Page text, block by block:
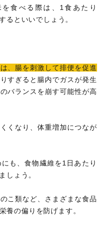
食べる際は、1食あたり
るといいでしょう。
、腸を刺激して排便を促進
すぎると腸内でガスが発生
バランスを崩す可能性が高
くなり、体重増加につなが
も、食物繊維を1日あたり
しょう。
こ類など、さまざまな食品
養の偏りを防げます。